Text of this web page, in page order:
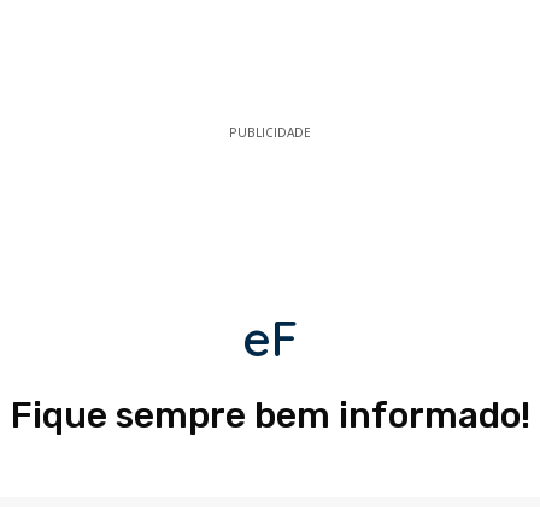
PUBLICIDADE
eF
Fique sempre bem informado!